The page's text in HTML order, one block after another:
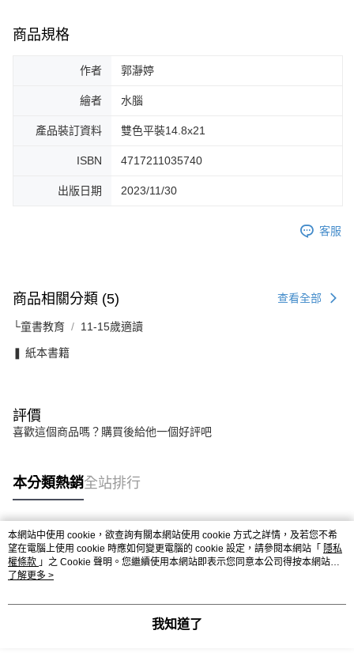
商品規格
作者 郭瀞婷
繪者 水腦
產品裝訂資料 雙色平裝14.8x21
ISBN 4717211035740
出版日期 2023/11/30
客服
商品相關分類 (5) 查看全部
└童書教育 11-15歲適讀
❚ 紙本書籍
評價
喜歡這個商品嗎？購買後給他一個好評吧
本分類熱銷全站排行
熱門標籤
本網站中使用 cookie，欲查詢有關本網站使用 cookie 方式之詳情，及若您不希
望在電腦上使用 cookie 時應如何變更電腦的 cookie 設定，請參閱本網站「 隱私
權條款 」之 Cookie 聲明。您繼續使用本網站即表示您同意本公司得按本網站使
用條款之 Cookie 聲明使用 cookie。
了解更多 >
我知道了